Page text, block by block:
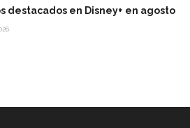
destacados en Disney+ en agosto